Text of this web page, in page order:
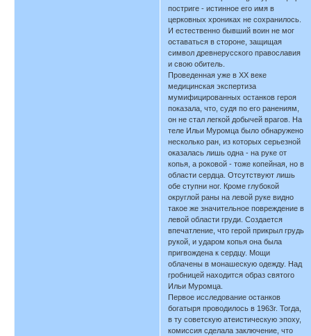
постриге - истинное его имя в
церковных хрониках не сохранилось.
И естественно бывший воин не мог
оставаться в стороне, защищая
символ древнерусского православия
и свою обитель.
Проведенная уже в XX веке
медицинская экспертиза
мумифицированных останков героя
показала, что, судя по его ранениям,
он не стал легкой добычей врагов. На
теле Ильи Муромца было обнаружено
несколько ран, из которых серьезной
оказалась лишь одна - на руке от
копья, а роковой - тоже копейная, но в
области сердца. Отсутствуют лишь
обе ступни ног. Кроме глубокой
округлой раны на левой руке видно
такое же значительное повреждение в
левой области груди. Создается
впечатление, что герой прикрыл грудь
рукой, и ударом копья она была
пригвождена к сердцу. Мощи
облачены в монашескую одежду. Над
гробницей находится образ святого
Ильи Муромца.
Первое исследование останков
богатыря проводилось в 1963г. Тогда,
в ту советскую атеистическую эпоху,
комиссия сделала заключение, что